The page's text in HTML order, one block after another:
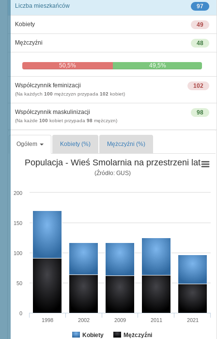
97
Liczba mieszkańców
49
Kobiety
48
Mężczyźni
50,5% 49,5%
102
Współczynnik feminizacji
(Na każdych 100 mężczyzn przypada 102 kobiet)
98
Współczynnik maskulinizacji
(Na każde 100 kobiet przypada 98 mężczyzn)
Ogółem Kobiety (%) Mężczyźni (%)
Populacja - Wieś Smolarnia na przestrzeni lat
(Źródło: GUS)
Kobiety Mężczyźni
1998 2002 2009 2011 2021
0
50
100
150
200